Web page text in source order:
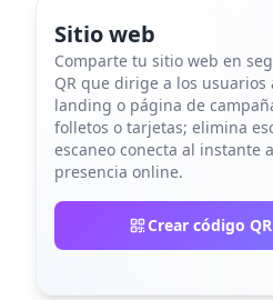
Sitio web
Comparte tu sitio web en
QR que dirige a los
landing o página de
folletos o tarjetas; elimina
escaneo conecta al instante
presencia online.
Crear código